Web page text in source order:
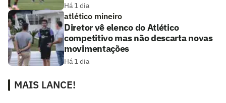
Há 1 dia
atlético mineiro
Diretor vê elenco do Atlético
competitivo mas não descarta novas
movimentações
Há 1 dia
MAIS LANCE!